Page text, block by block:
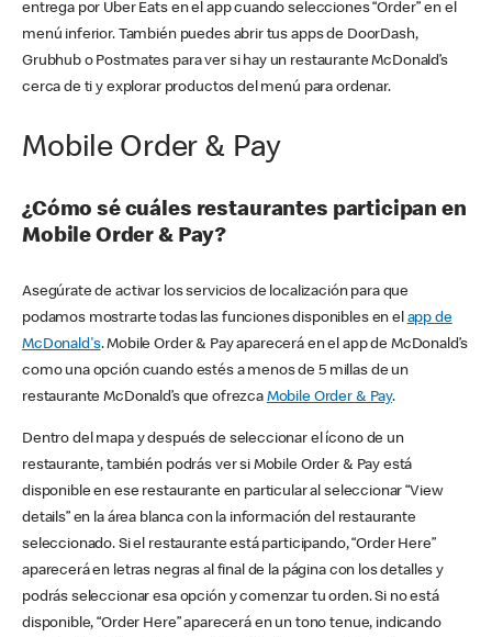
entrega por Uber Eats en el app cuando selecciones “Order” en el
menú inferior. También puedes abrir tus apps de DoorDash,
Grubhub o Postmates para ver si hay un restaurante McDonald’s
cerca de ti y explorar productos del menú para ordenar.
Mobile Order & Pay
¿Cómo sé cuáles restaurantes participan en
Mobile Order & Pay?
Asegúrate de activar los servicios de localización para que
podamos mostrarte todas las funciones disponibles en el app de
McDonald's. Mobile Order & Pay aparecerá en el app de McDonald’s
como una opción cuando estés a menos de 5 millas de un
restaurante McDonald’s que ofrezca Mobile Order & Pay.
Dentro del mapa y después de seleccionar el ícono de un
restaurante, también podrás ver si Mobile Order & Pay está
disponible en ese restaurante en particular al seleccionar “View
details” en la área blanca con la información del restaurante
seleccionado. Si el restaurante está participando, “Order Here”
aparecerá en letras negras al final de la página con los detalles y
podrás seleccionar esa opción y comenzar tu orden. Si no está
disponible, “Order Here” aparecerá en un tono tenue, indicando